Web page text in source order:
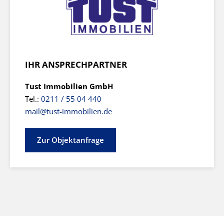
IHR ANSPRECHPARTNER
Tust Immobilien GmbH
Tel.: 0211 / 55 04 440
mail@tust-immobilien.de
Zur Objektanfrage